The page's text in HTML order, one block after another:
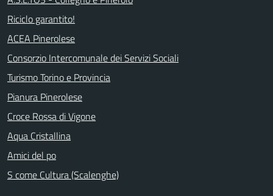
Riciclo garantito!
ACEA Pinerolese
Consorzio Intercomunale dei Servizi Sociali
Turismo Torino e Provincia
Pianura Pinerolese
Croce Rossa di Vigone
Aqua Cristallina
Amici del po
S come Cultura (Scalenghe)